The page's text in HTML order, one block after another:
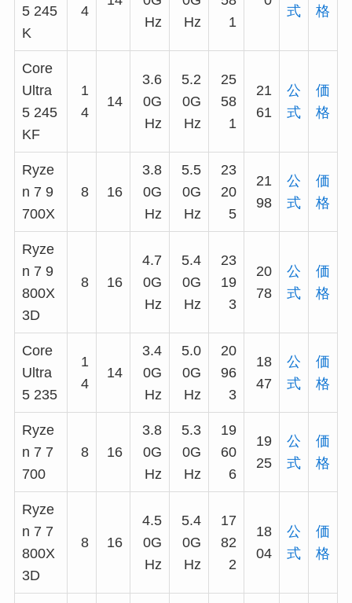
5 245
K
4
Hz
Hz
1
式
格
Core
Ultra
5 245
KF
1
4
14
3.6
0G
Hz
5.2
0G
Hz
25
58
1
21
61
公
式
価
格
Ryze
n 7 9
700X
8 16
3.8
0G
Hz
5.5
0G
Hz
23
20
5
21
98
公
式
価
格
Ryze
n 7 9
800X
3D
8 16
4.7
0G
Hz
5.4
0G
Hz
23
19
3
20
78
公
式
価
格
Core
Ultra
5 235
1
4
14
3.4
0G
Hz
5.0
0G
Hz
20
96
3
18
47
公
式
価
格
Ryze
n 7 7
700
8 16
3.8
0G
Hz
5.3
0G
Hz
19
60
6
19
25
公
式
価
格
Ryze
n 7 7
800X
3D
8 16
4.5
0G
Hz
5.4
0G
Hz
17
82
2
18
04
公
式
価
格